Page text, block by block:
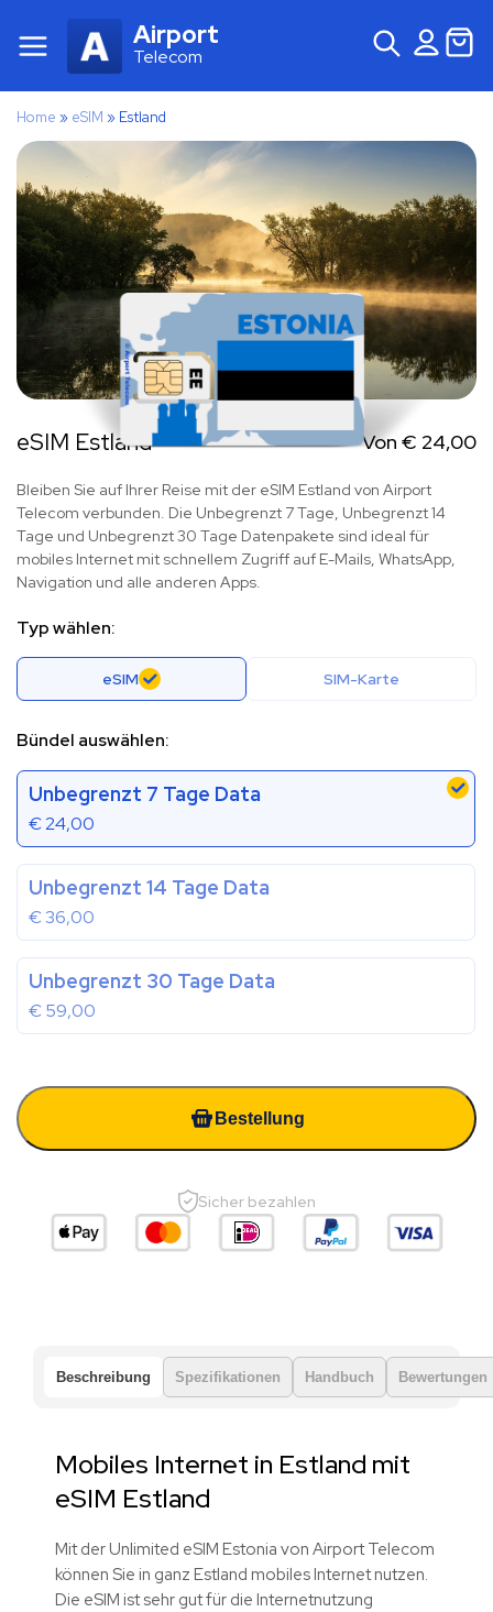
Airport
Telecom
Home » eSIM » Estland
eSIM Estland Von € 24,00
Bleiben Sie auf Ihrer Reise mit der eSIM Estland von Airport
Telecom verbunden. Die Unbegrenzt 7 Tage, Unbegrenzt 14
Tage und Unbegrenzt 30 Tage Datenpakete sind ideal für
mobiles Internet mit schnellem Zugriff auf E-Mails, WhatsApp,
Navigation und alle anderen Apps.
Typ wählen:
eSIM SIM-Karte
Bündel auswählen:
Unbegrenzt 7 Tage Data
€24,00
Unbegrenzt 14 Tage Data
€36,00
Unbegrenzt 30 Tage Data
€59,00
Bestellung
Sicher bezahlen
Beschreibung Spezifikationen Handbuch Bewertungen
Mobiles Internet in Estland mit
eSIM Estland
Mit der Unlimited eSIM Estonia von Airport Telecom
können Sie in ganz Estland mobiles Internet nutzen.
Die eSIM ist sehr gut für die Internetnutzung